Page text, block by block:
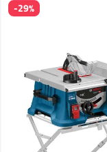
-29%